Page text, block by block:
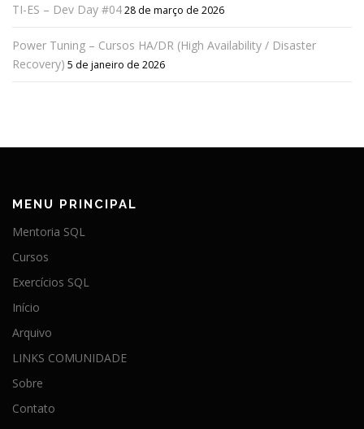
TI-ES – Dev Day #0428 de março de 2026
Power Tuning – Cursos HA/DR (High Availability / Disaster
Recovery) 5 de janeiro de 2026
MENU PRINCIPAL
Mentoria SQL
Cursos
Exercícios SQL
Início
Arquivo
LINKS COMUNIDADE
Sobre
Contato